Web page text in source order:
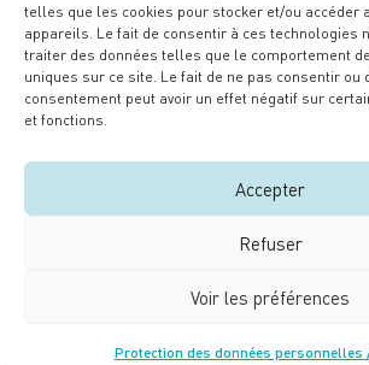
telles que les cookies pour stocker et/ou accéder
appareils. Le fait de consentir à ces technologies
traiter des données telles que le comportement
uniques sur ce site. Le fait de ne pas consentir ou
consentement peut avoir un effet négatif sur
et fonctions.
Accepter
Refuser
Voir les préférences
Protection des données personnelles